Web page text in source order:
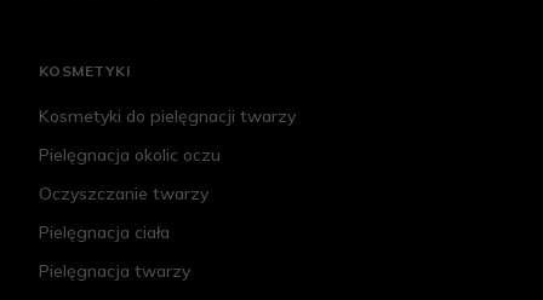
KOSMETYKI
Kosmetyki do pielęgnacji twarzy
Pielęgnacja okolic oczu
Oczyszczanie twarzy
Pielęgnacja ciała
Pielęgnacja twarzy